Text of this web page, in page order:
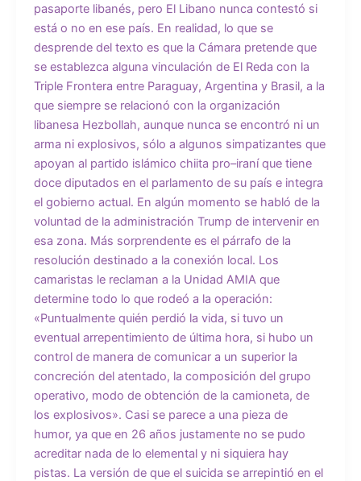
pasaporte libanés, pero El Libano nunca contestó si
está o no en ese país. En realidad, lo que se
desprende del texto es que la Cámara pretende que
se establezca alguna vinculación de El Reda con la
Triple Frontera entre Paraguay, Argentina y Brasil, a la
que siempre se relacionó con la organización
libanesa Hezbollah, aunque nunca se encontró ni un
arma ni explosivos, sólo a algunos simpatizantes que
apoyan al partido islámico chiita pro–iraní que tiene
doce diputados en el parlamento de su país e integra
el gobierno actual. En algún momento se habló de la
voluntad de la administración Trump de intervenir en
esa zona. Más sorprendente es el párrafo de la
resolución destinado a la conexión local. Los
camaristas le reclaman a la Unidad AMIA que
determine todo lo que rodeó a la operación:
«Puntualmente quién perdió la vida, si tuvo un
eventual arrepentimiento de última hora, si hubo un
control de manera de comunicar a un superior la
concreción del atentado, la composición del grupo
operativo, modo de obtención de la camioneta, de
los explosivos». Casi se parece a una pieza de
humor, ya que en 26 años justamente no se pudo
acreditar nada de lo elemental y ni siquiera hay
pistas. La versión de que el suicida se arrepintió en el